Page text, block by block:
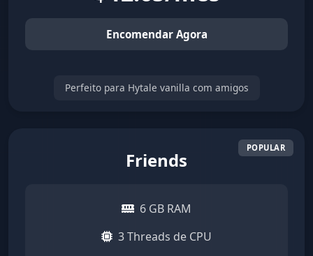
Encomendar Agora
Perfeito para Hytale vanilla com amigos
Friends
6 GB RAM
3 Threads de CPU